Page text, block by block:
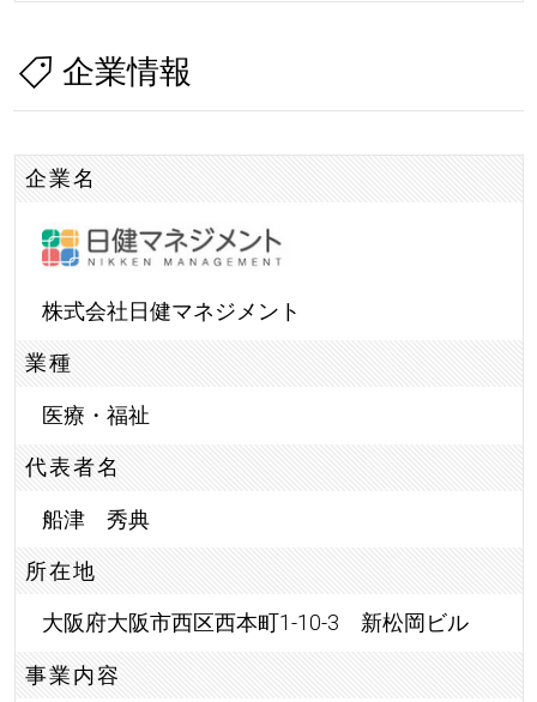
企業情報
企業名
株式会社日健マネジメント
業種
医療・福祉
代表者名
船津 秀典
所在地
大阪府大阪市西区西本町1-10-3 新松岡ビル
事業内容